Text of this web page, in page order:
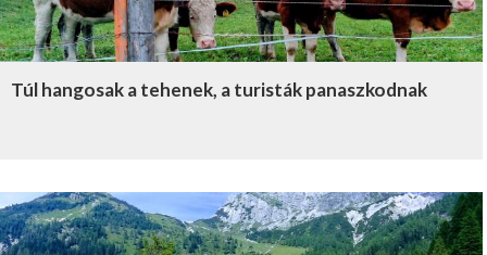
Túl hangosak a tehenek, a turisták panaszkodnak